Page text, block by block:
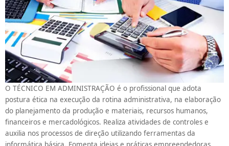
O TÉCNICO EM ADMINISTRAÇÃO é o profissional que adota
postura ética na execução da rotina administrativa, na elaboração
do planejamento da produção e materiais, recursos humanos,
financeiros e mercadológicos. Realiza atividades de controles e
auxilia nos processos de direção utilizando ferramentas da